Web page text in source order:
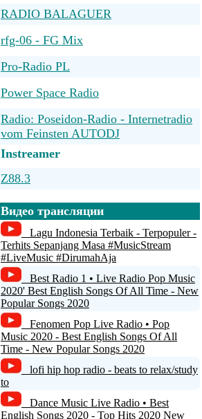
RADIO BALAGUER
rfg-06 - FG Mix
Pro-Radio PL
Power Space Radio
Radio: Poseidon-Radio - Internetradio
vom Feinsten AUTODJ
Instreamer
Z88.3
PopTron: Electro-Pop and Indie Dance
Rock [SomaFM]
Iв™ҐUS ONLY RAP RADIO
Radio Plein Air
KVTO
Видео трансляции
Lagu Indonesia Terbaik - Terpopuler -
Terhits Sepanjang Masa #MusicStream
#LiveMusic #DirumahAja
Best Radio 1 • Live Radio Pop Music
2020' Best English Songs Of All Time - New
Popular Songs 2020
Fenomen Pop Live Radio • Pop
Music 2020 - Best English Songs Of All
Time - New Popular Songs 2020
lofi hip hop radio - beats to relax/study
to
Dance Music Live Radio • Best
English Songs 2020 - Top Hits 2020 New